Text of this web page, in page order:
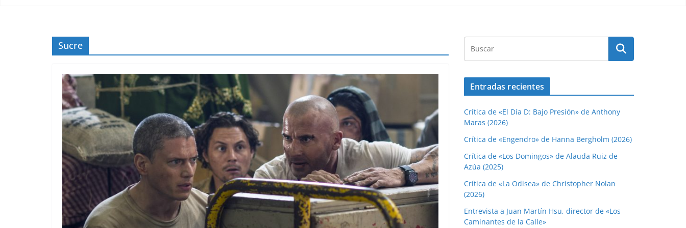
Sucre
Entradas recientes
Crítica de «El Día D: Bajo Presión» de Anthony
Maras (2026)
Crítica de «Engendro» de Hanna Bergholm (2026)
Crítica de «Los Domingos» de Alauda Ruiz de
Azúa (2025)
Crítica de «La Odisea» de Christopher Nolan
(2026)
Entrevista a Juan Martín Hsu, director de «Los
Caminantes de la Calle»